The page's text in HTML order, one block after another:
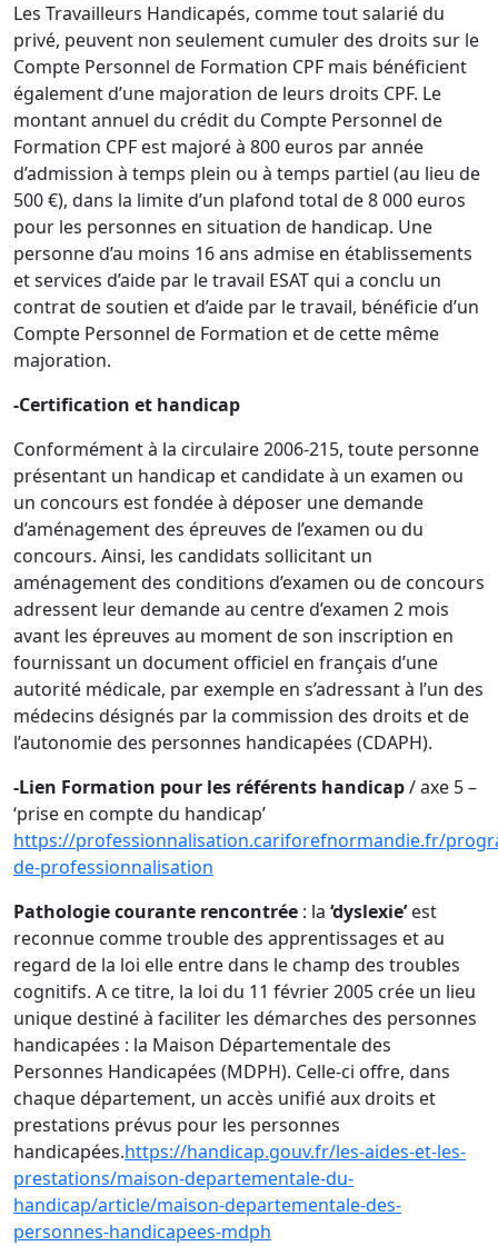
Les Travailleurs Handicapés, comme tout salarié du
privé, peuvent non seulement cumuler des droits sur le
Compte Personnel de Formation CPF mais bénéficient
également d’une majoration de leurs droits CPF. Le
montant annuel du crédit du Compte Personnel de
Formation CPF est majoré à 800 euros par année
d’admission à temps plein ou à temps partiel (au lieu de
500 €), dans la limite d’un plafond total de 8 000 euros
pour les personnes en situation de handicap. Une
personne d’au moins 16 ans admise en établissements
et services d’aide par le travail ESAT qui a conclu un
contrat de soutien et d’aide par le travail, bénéficie d’un
Compte Personnel de Formation et de cette même
majoration.
-Certification et handicap
Conformément à la circulaire 2006-215, toute personne
présentant un handicap et candidate à un examen ou
un concours est fondée à déposer une demande
d’aménagement des épreuves de l’examen ou du
concours. Ainsi, les candidats sollicitant un
aménagement des conditions d’examen ou de concours
adressent leur demande au centre d’examen 2 mois
avant les épreuves au moment de son inscription en
fournissant un document officiel en français d’une
autorité médicale, par exemple en s’adressant à l’un des
médecins désignés par la commission des droits et de
l’autonomie des personnes handicapées (CDAPH).
-Lien Formation pour les référents handicap/ axe 5 –
‘prise en compte du handicap’
https://professionnalisation.cariforefnormandie.fr/
de-professionnalisation
Pathologie courante rencontrée : la ‘dyslexie’est
reconnue comme trouble des apprentissages et au
regard de la loi elle entre dans le champ des troubles
cognitifs. A ce titre, la loi du 11 février 2005 crée un lieu
unique destiné à faciliter les démarches des personnes
handicapées : la Maison Départementale des
Personnes Handicapées (MDPH). Celle-ci offre, dans
chaque département, un accès unifié aux droits et
prestations prévus pour les personnes
handicapées.https://handicap.gouv.fr/les-aides-et-les-
prestations/maison-departementale-du-
handicap/article/maison-departementale-des-
personnes-handicapees-mdph